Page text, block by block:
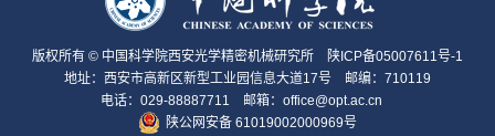
版权所有 © 中国科学院西安光学精密机械研究所
陕ICP备05007611号-1
地址：西安市高新区新型工业园信息大道17号 邮编：710119
电话：029-88887711 邮箱：office@opt.ac.cn
陕公网安备 61019002000969号